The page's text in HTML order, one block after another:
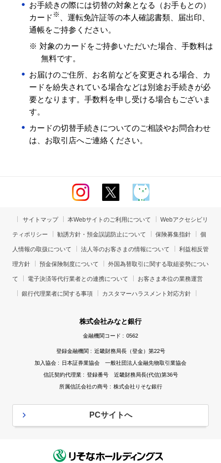
お手続きの際には切替の対象となる（お手もとの）
カード ※
、運転免許証等の本人確認書類、届出印、
通帳をご持参ください。
※ 対象のカードをご持参いただいた場合、手数料は
無料です。
お届けのご住所、お名前などを変更される場合、カ
ードを紛失されている場合などは別途お手続きが必
要となります。手数料を申し受ける場合もございま
す。
カードの切替手続きについてのご相談やお問合わせ
は、お取引店へご連絡ください。
サイトマップ 本Webサイトのご利用について Webアクセシビリ
ティポリシー 勧誘方針・預金誤認防止について 保険募集指針 個
人情報の取扱について 法人等のお客さまの情報について 利益相反管
理方針 預金保険制度について 外国為替取引に関する取組姿勢につい
て 電子決済等代行業者との連携について お客さま本位の業務運営
銀行代理業者に関する事項 カスタマーハラスメント対応方針
株式会社みなと銀行
金融機関コード : 0562
登録金融機関 : 近畿財務局長（登金）第22号
加入協会 : 日本証券業協会 一般社団法人金融先物取引業協会
信託契約代理業 : 登録番号 近畿財務局長(代信)第36号
所属信託会社の商号 : 株式会社りそな銀行
PCサイトへ